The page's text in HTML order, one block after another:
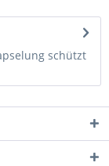
schützt